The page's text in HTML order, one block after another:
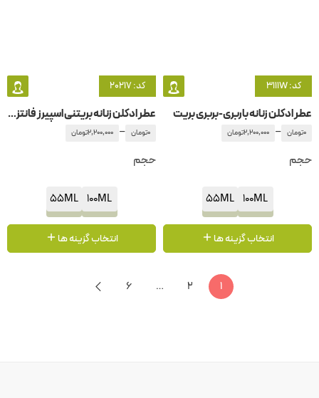
کد: 3111W
عطر ادکلن زنانه باربری-بربری بریت
0تومان –
2,200,000تومان
حجم
100ML
55ML
انتخاب گزینه ها
کد: 20217
عطر ادکلن زنانه بریتنی اسپیرز فانتزی این بلوم
0تومان –
2,200,000تومان
حجم
100ML
55ML
انتخاب گزینه ها
1
2
…
6